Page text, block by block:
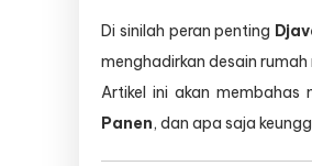
Di sinilah peran penting
menghadirkan desain
Artikel ini akan membahas
Panen, dan apa saja